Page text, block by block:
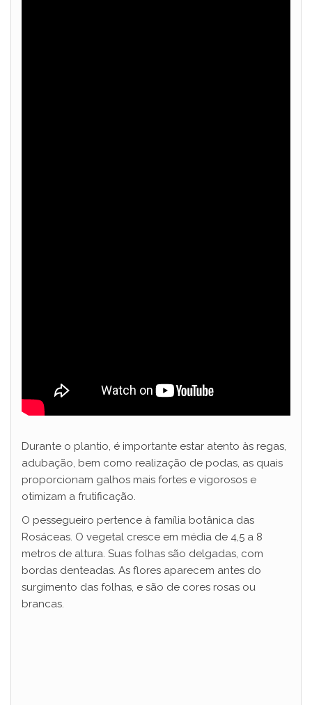
Durante o plantio, é importante estar atento às regas,
adubação, bem como realização de podas, as quais
proporcionam galhos mais fortes e vigorosos e
otimizam a frutificação.
O pessegueiro pertence à família botânica das
Rosáceas. O vegetal cresce em média de 4,5 a 8
metros de altura. Suas folhas são delgadas, com
bordas denteadas. As flores aparecem antes do
surgimento das folhas, e são de cores rosas ou
brancas.